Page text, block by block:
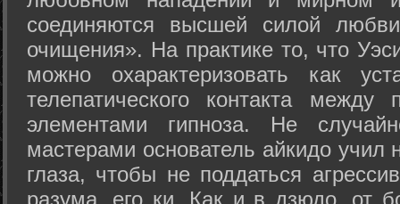
соединяются высшей силой
очищения». На практике то, что
можно охарактеризовать как
телепатического контакта между
элементами гипноза. Не
мастерами основатель айкидо учил
глаза, чтобы не поддаться
разума, его ки. Как и в дзюдо, от